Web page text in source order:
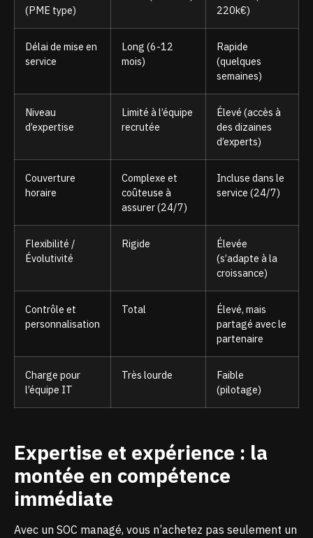
(PME type)
220k€)
Délai de mise en
service
Long (6-12
mois)
Rapide
(quelques
semaines)
Niveau
d’expertise
Limité à l’équipe
recrutée
Élevé (accès à
des dizaines
d’experts)
Couverture
horaire
Complexe et
coûteuse à
assurer (24/7)
Incluse dans le
service (24/7)
Flexibilité /
Évolutivité
Rigide
Élevée
(s’adapte à la
croissance)
Contrôle et
personnalisation
Total
Élevé, mais
partagé avec le
partenaire
Charge pour
l’équipe IT
Très lourde
Faible
(pilotage)
Expertise et expérience : la
montée en compétence
immédiate
Avec un SOC managé, vous n’achetez pas seulement un